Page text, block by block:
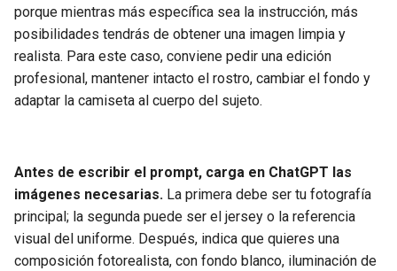
porque mientras más específica sea la instrucción, más
posibilidades tendrás de obtener una imagen limpia y
realista. Para este caso, conviene pedir una edición
profesional, mantener intacto el rostro, cambiar el fondo y
adaptar la camiseta al cuerpo del sujeto.
Antes de escribir el prompt, carga en ChatGPT las
imágenes necesarias. La primera debe ser tu fotografía
principal; la segunda puede ser el jersey o la referencia
visual del uniforme. Después, indica que quieres una
composición fotorealista, con fondo blanco, iluminación de